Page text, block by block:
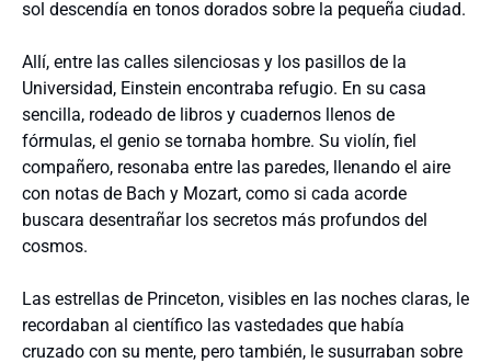
sol descendía en tonos dorados sobre la pequeña ciudad.
Allí, entre las calles silenciosas y los pasillos de la
Universidad, Einstein encontraba refugio. En su casa
sencilla, rodeado de libros y cuadernos llenos de
fórmulas, el genio se tornaba hombre. Su violín, fiel
compañero, resonaba entre las paredes, llenando el aire
con notas de Bach y Mozart, como si cada acorde
buscara desentrañar los secretos más profundos del
cosmos.
Las estrellas de Princeton, visibles en las noches claras, le
recordaban al científico las vastedades que había
cruzado con su mente, pero también, le susurraban sobre